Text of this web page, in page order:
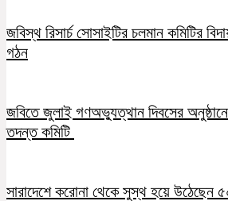
জবিস্থ রিসার্চ সোসাইটির চলমান কমিটির
গঠন
জবিতে জুলাই গণঅভ্যুত্থান দিবসের
তদন্ত কমিটি
সারাদেশে করোনা থেকে সুস্থ হয়ে উঠেছেন